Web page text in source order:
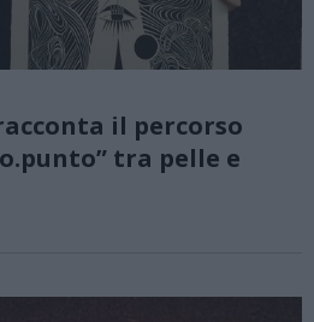
il percorso
tra pelle e